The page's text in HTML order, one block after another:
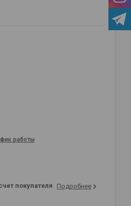
работы
покупателя Подробнее